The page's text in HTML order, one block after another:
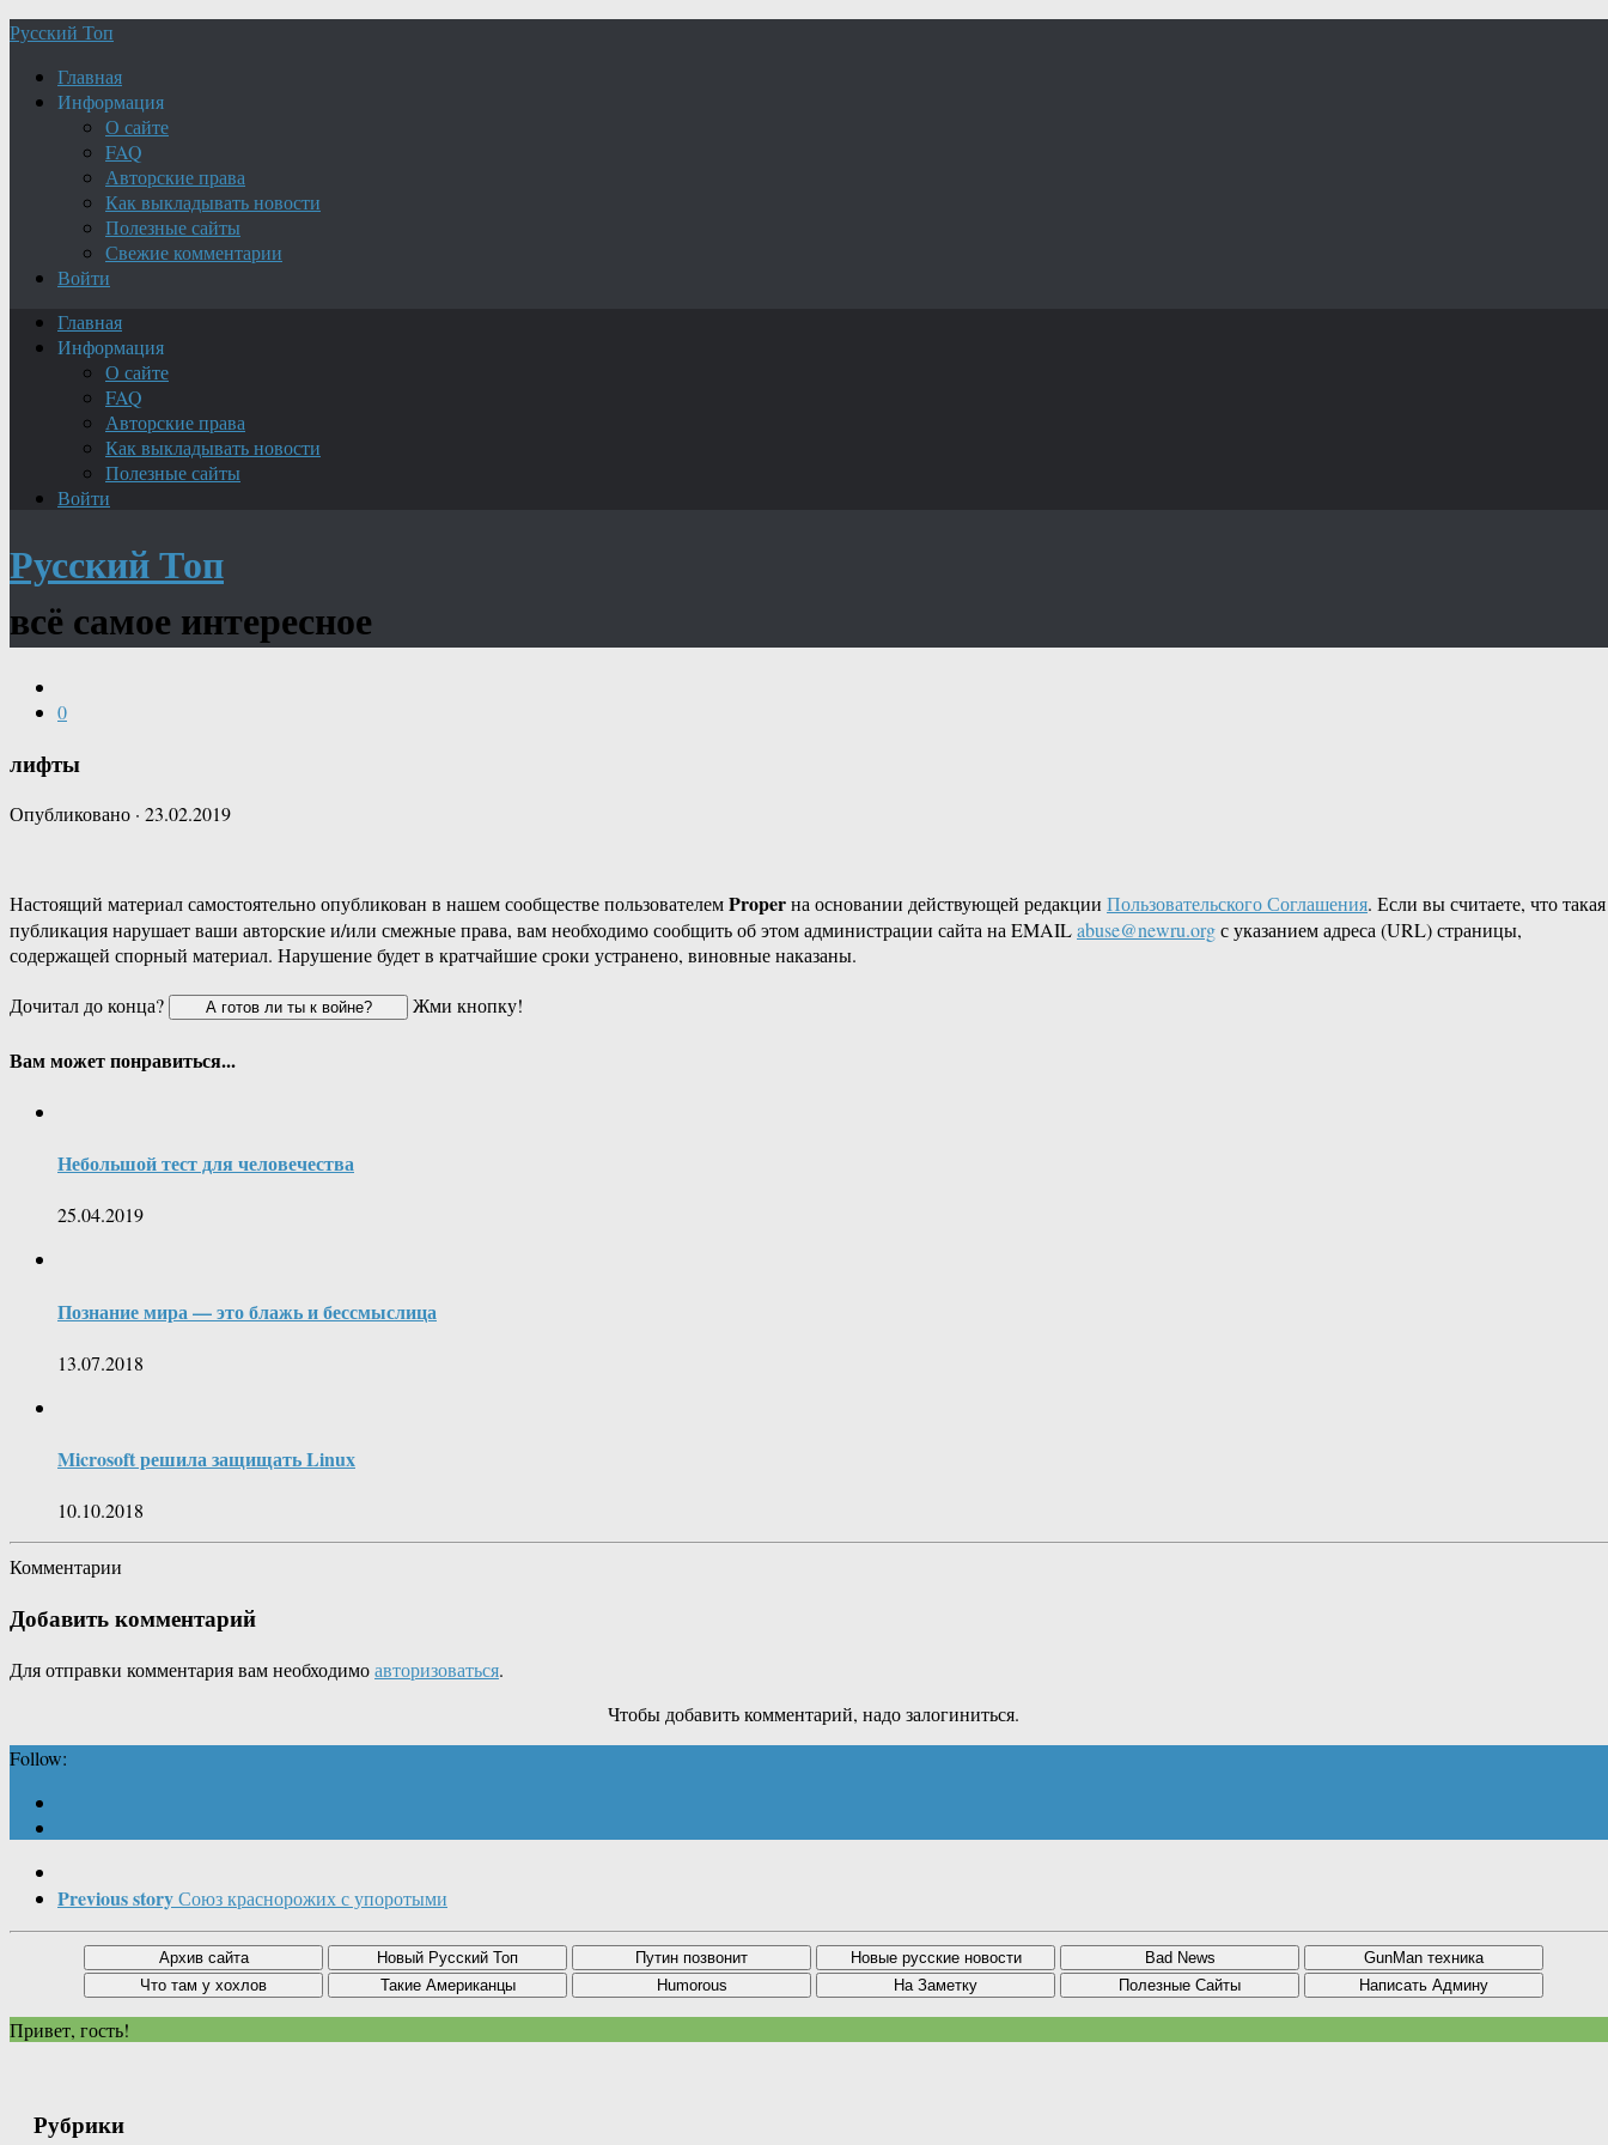
Русский Топ
Главная
Информация
О сайте
FAQ
Авторские права
Как выкладывать новости
Полезные сайты
Свежие комментарии
Войти
Главная
Информация
О сайте
FAQ
Авторские права
Как выкладывать новости
Полезные сайты
Войти
Русский Топ
всё самое интересное
0
лифты
Опубликовано · 23.02.2019
Настоящий материал самостоятельно опубликован в нашем сообществе пользователемProperна основании действующей редакции Пользовательского Соглашения. Если вы считаете, что такая
публикация нарушает ваши авторские и/или смежные права, вам необходимо сообщить об этом администрации сайта на EMAILabuse@newru.orgс указанием адреса (URL) страницы,
содержащей спорный материал. Нарушение будет в кратчайшие сроки устранено, виновные наказаны.
Дочитал до конца?
Жми кнопку!
Вам может понравиться...
Небольшой тест для человечества
25.04.2019
Познание мира — это блажь и бессмыслица
13.07.2018
Microsoft решила защищать Linux
10.10.2018
Комментарии
Добавить комментарий
Для отправки комментария вам необходимоавторизоваться.
Чтобы добавить комментарий, надо залогиниться.
Follow:
Previous storyСоюз краснорожих с упоротыми
Привет, гость!
Рубрики